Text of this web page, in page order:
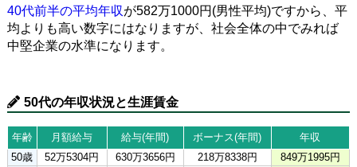
40代前半の平均年収が582万1000円(男性平均)ですから、平
均よりも高い数字にはなりますが、社会全体の中でみれば
中堅企業の水準になります。
50代の年収状況と生涯賃金
年齢 月額給与 給与(年間) ボーナス(年間)
年収
50歳
52万5304円 630万3656円 218万8338円
849万1995円